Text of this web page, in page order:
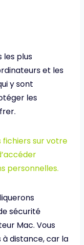
les plus
et les
y sont
les
sur votre
personnelles.
sécurité
Mac. Vous
distance, car la